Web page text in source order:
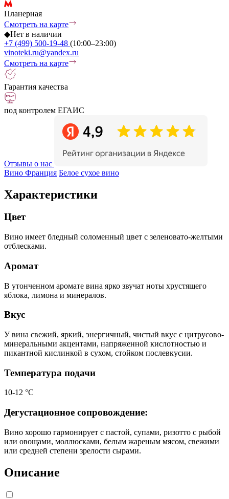
Планерная
Смотреть на карте
◆Нет в наличии
+7 (499) 500-19-48 (10:00–23:00)
vinoteki.ru@yandex.ru
Смотреть на карте
Гарантия качества
под контролем ЕГАИС
Отзывы о нас
Вино Франция Белое сухое вино
Характеристики
Цвет
Вино имеет бледный соломенный цвет с зеленовато-желтыми
отблесками.
Аромат
В утонченном аромате вина ярко звучат ноты хрустящего
яблока, лимона и минералов.
Вкус
У вина свежий, яркий, энергичный, чистый вкус с цитрусово-
минеральными акцентами, напряженной кислотностью и
пикантной кислинкой в сухом, стойком послевкусии.
Температура подачи
10-12 °С
Дегустационное сопровождение:
Вино хорошо гармонирует с пастой, супами, ризотто с рыбой
или овощами, моллюсками, белым жареным мясом, свежими
или средней степени зрелости сырами.
Описание